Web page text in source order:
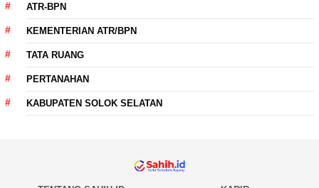
ATR-BPN
KEMENTERIAN ATR/BPN
TATA RUANG
PERTANAHAN
KABUPATEN SOLOK SELATAN